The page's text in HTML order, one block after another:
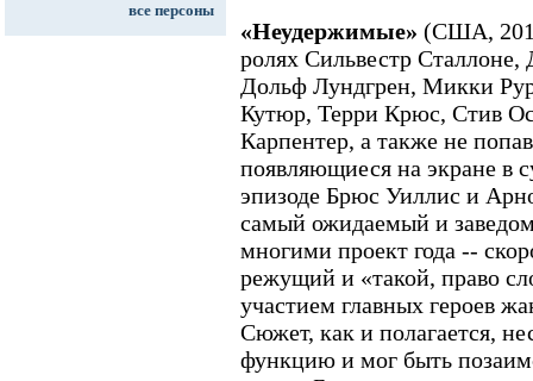
все персоны
«Неудержимые» (США,
ролях Сильвестр
Дольф Лундгрен, Микки
Кутюр, Терри Крюс, Стив
Карпентер, а также не
появляющиеся на экране в
эпизоде Брюс Уиллис и
самый ожидаемый и
многими проект года --
режущий и «такой, право
участием главных героев
Сюжет, как и полагается,
функцию и мог быть